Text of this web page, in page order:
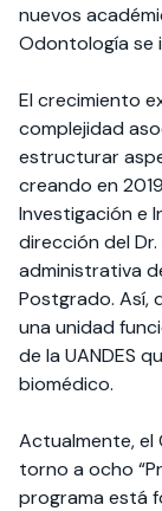
nuevos
Odontología se
El crecimiento
complejidad
estructurar
creando en
Investigación e
dirección del
administrativa
Postgrado. Así,
una unidad
de la UANDES
biomédico.
Actualmente, el
torno a ocho
programa está